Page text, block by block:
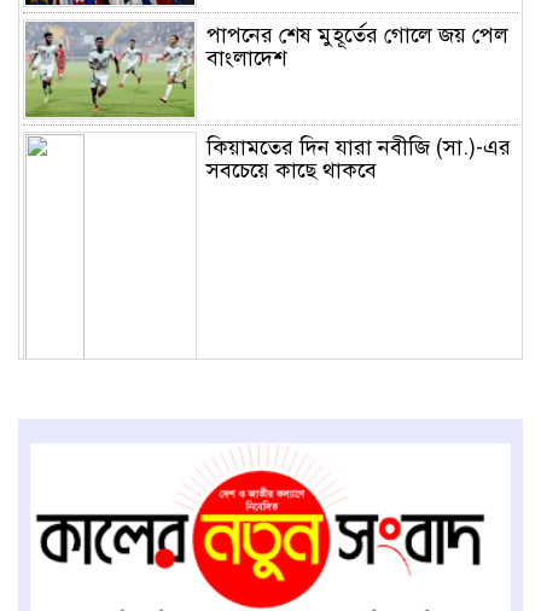
পাপনের শেষ মুহূর্তের গোলে জয় পেল
বাংলাদেশ
কিয়ামতের দিন যারা নবীজি (সা.)-এর
সবচেয়ে কাছে থাকবে